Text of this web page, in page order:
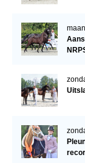
Import
I&R
Informatie
Animal